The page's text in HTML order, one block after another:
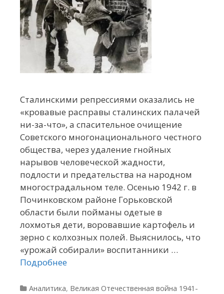
Сталинскими репрессиями оказались не
«кровавые расправы сталинских палачей
ни-за-что», а спасительное очищение
Советского многонационального честного
общества, через удаление гнойных
нарывов человеческой жадности,
подлости и предательства на народном
многострадальном теле. Осенью 1942 г. в
Починковском районе Горьковской
области были пойманы одетые в
лохмотья дети, воровавшие картофель и
зерно с колхозных полей. Выяснилось, что
«урожай собирали» воспитанники …
Подробнее
Рубрики
Аналитика, Великая Отечественная война 1941-